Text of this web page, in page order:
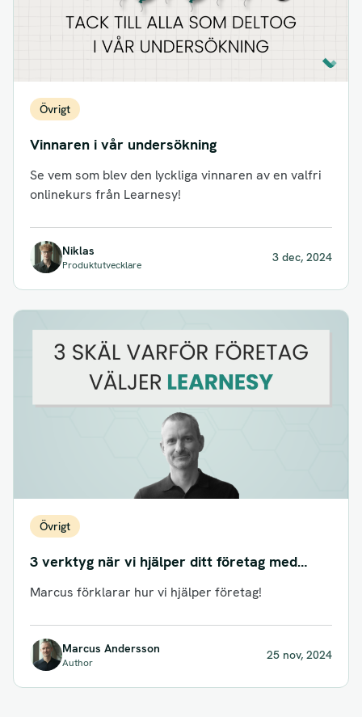
Övrigt
Vinnaren i vår undersökning
Se vem som blev den lyckliga vinnaren av en valfri
onlinekurs från Learnesy!
Niklas
Produktutvecklare
3 dec, 2024
Övrigt
3 verktyg när vi hjälper ditt företag med
Excelkompetensen!
Marcus förklarar hur vi hjälper företag!
Marcus Andersson
Author
25 nov, 2024